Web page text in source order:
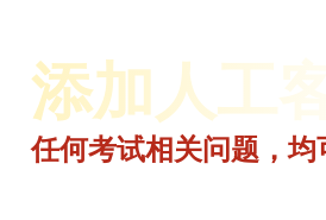
添加人工客
任何考试相关问题，均